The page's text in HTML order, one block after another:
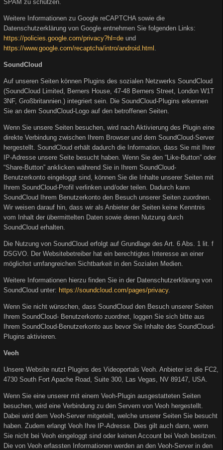
SPAM zu schützen.
Weitere Informationen zu Google reCAPTCHA sowie die
Datenschutzerklärung von Google entnehmen Sie folgenden Links:
https://policies.google.com/privacy?hl=de und
https://www.google.com/recaptcha/intro/android.html
SoundCloud
Auf unseren Seiten können Plugins des sozialen Netzwerks SoundCloud
(SoundCloud Limited, Berners House, 47-48 Berners Street, London W1T
3NF, Großbritannien.) integriert sein. Die SoundCloud-Plugins erkennen
Sie an dem SoundCloud-Logo auf den betroffenen Seiten.
Wenn Sie unsere Seiten besuchen, wird nach Aktivierung des Plugin eine
direkte Verbindung zwischen Ihrem Browser und dem SoundCloud-Server
hergestellt. SoundCloud erhält dadurch die Information, dass Sie mit Ihrer
IP-Adresse unsere Seite besucht haben. Wenn Sie den “Like-Button” oder
“Share-Button” anklicken während Sie in Ihrem SoundCloud-
Benutzerkonto eingeloggt sind, können Sie die Inhalte unserer Seiten mit
Ihrem SoundCloud-Profil verlinken und/oder teilen. Dadurch kann
SoundCloud Ihrem Benutzerkonto den Besuch unserer Seiten zuordnen.
Wir weisen darauf hin, dass wir als Anbieter der Seiten keine Kenntnis
vom Inhalt der übermittelten Daten sowie deren Nutzung durch
SoundCloud erhalten.
Die Nutzung von SoundCloud erfolgt auf Grundlage des Art. 6 Abs. 1 lit. f
DSGVO. Der Websitebetreiber hat ein berechtigtes Interesse an einer
möglichst umfangreichen Sichtbarkeit in den Sozialen Medien.
Weitere Informationen hierzu finden Sie in der Datenschutzerklärung von
SoundCloud unter: https://soundcloud.com/pages/privacy.
Wenn Sie nicht wünschen, dass SoundCloud den Besuch unserer Seiten
Ihrem SoundCloud- Benutzerkonto zuordnet, loggen Sie sich bitte aus
Ihrem SoundCloud-Benutzerkonto aus bevor Sie Inhalte des SoundCloud-
Plugins aktivieren.
Veoh
Unsere Website nutzt Plugins des Videoportals Veoh. Anbieter ist die FC2,
4730 South Fort Apache Road, Suite 300, Las Vegas, NV 89147, USA.
Wenn Sie eine unserer mit einem Veoh-Plugin ausgestatteten Seiten
besuchen, wird eine Verbindung zu den Servern von Veoh hergestellt.
Dabei wird dem Veoh-Server mitgeteilt, welche unserer Seiten Sie besucht
haben. Zudem erlangt Veoh Ihre IP-Adresse. Dies gilt auch dann, wenn
Sie nicht bei Veoh eingeloggt sind oder keinen Account bei Veoh besitzen.
Die von Veoh erfassten Informationen werden an den Veoh-Server in den